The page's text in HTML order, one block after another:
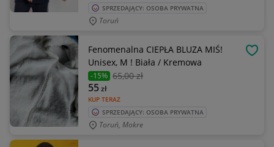
SPRZEDAJĄCY: OSOBA PRYWATNA
Toruń
Fenomenalna CIEPŁA BLUZA MIŚ!
Unisex, M ! Biała / Kremowa
-15% 65,00 zł
KUP TERAZ
55zł
SPRZEDAJĄCY: OSOBA PRYWATNA
Toruń, Mokre